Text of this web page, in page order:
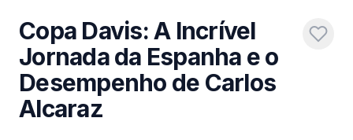
Copa Davis: A Incrível
Jornada da Espanha e o
Desempenho de Carlos
Alcaraz